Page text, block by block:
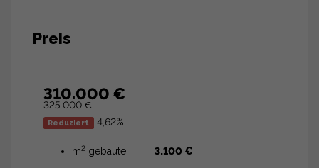
Preis
310.000 €
325.000 €
Reduziert 4,62%
m2 gebaute: 3.100 €